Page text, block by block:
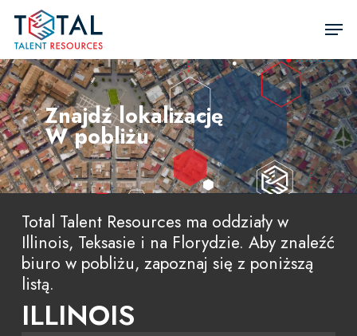
Przejdź
głównej
treści
Znajdź lokalizację
W pobliżu
Total Talent Resources ma oddziały w
Illinois, Teksasie i na Florydzie. Aby znaleźć
biuro w pobliżu, zapoznaj się z poniższą
listą.
ILLINOIS
menu